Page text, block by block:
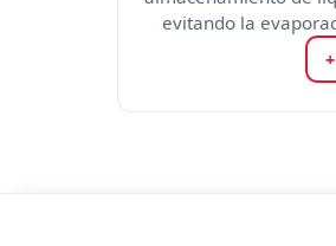
evitando la